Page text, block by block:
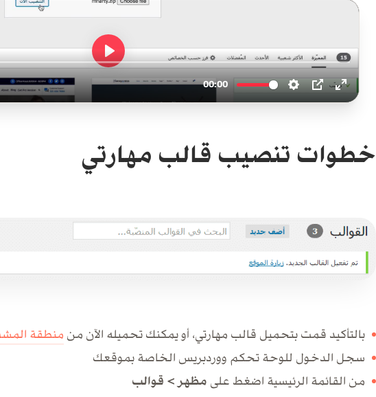
خطوات تنصيب قالب مهارتي
بالتأكيد قمت بتحميل قالب مهارتي، أو يمكنك تحميله الآن من منطقة
سجل الدخول للوحة تحكم ووردبريس الخاصة بموقعك
من القائمة الرئيسية اضغط على مظهر > قوالب